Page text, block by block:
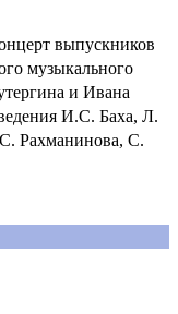
выпускников
музыкального
и Ивана
И.С. Баха, Л.
Рахманинова, С.